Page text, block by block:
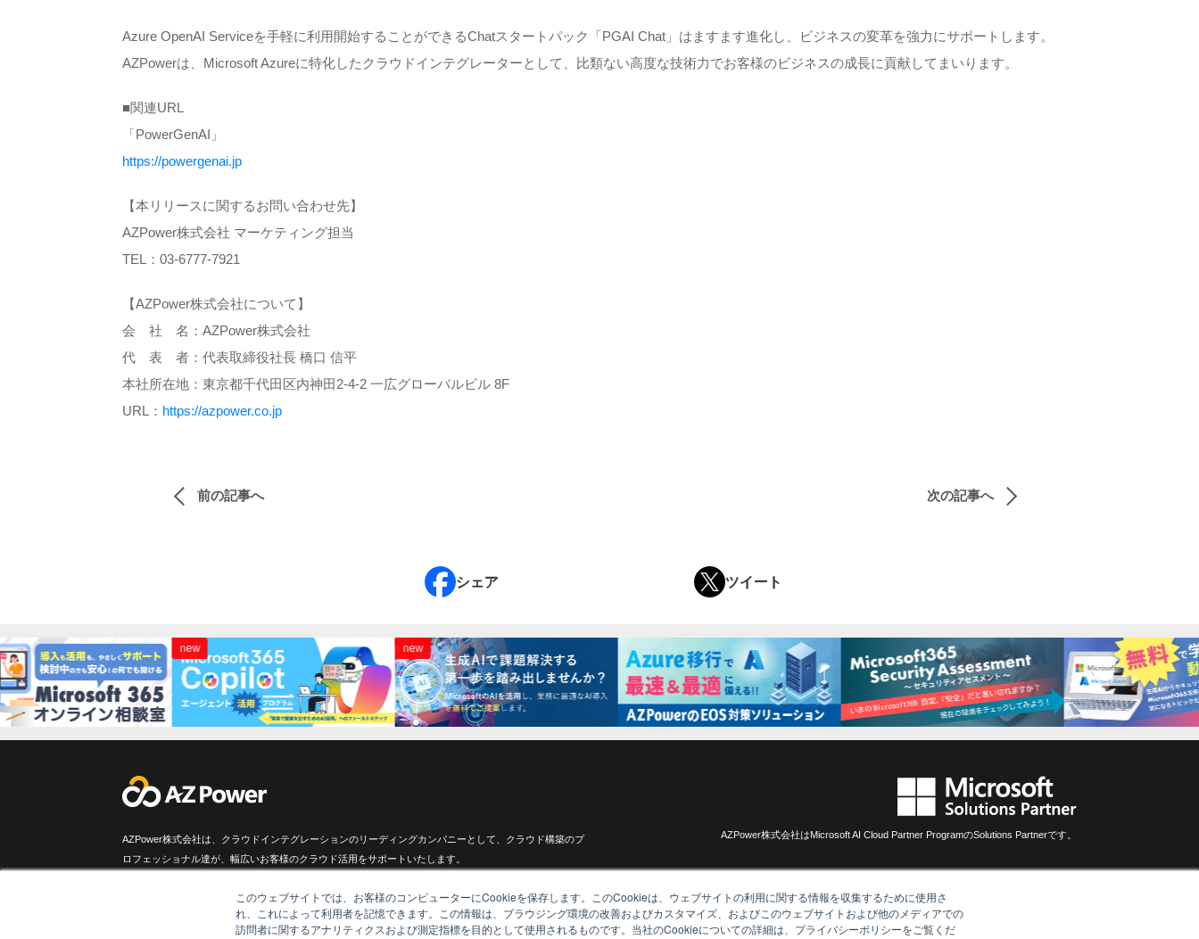
このウェブサイトでは、お客様のコンピューターにCookieを保存します。このCookieは、ウェブサイトの利用に関する情報を収集するために使用さ
れ、これによって利用者を記憶できます。この情報は、ブラウジング環境の改善およびカスタマイズ、およびこのウェブサイトおよび他のメディアでの
訪問者に関するアナリティクスおよび測定指標を目的として使用されるものです。当社のCookieについての詳細は、プライバシーポリシーをご覧くだ
Azure OpenAI Serviceを手軽に利用開始することができるChatスタートパック「PGAI Chat」はますます進化し、ビジネスの変革を強力にサポートします。
AZPowerは、Microsoft Azureに特化したクラウドインテグレーターとして、比類ない高度な技術力でお客様のビジネスの成長に貢献してまいります。
■関連URL
「PowerGenAI」
https://powergenai.jp
【本リリースに関するお問い合わせ先】
AZPower株式会社 マーケティング担当
TEL：03-6777-7921
【AZPower株式会社について】
会 社 名：AZPower株式会社
代 表 者：代表取締役社長 橋口 信平
本社所在地：東京都千代田区内神田2-4-2 一広グローバルビル 8F
URL： https://azpower.co.jp
前の記事へ 次の記事へ
シェア ツイート
new new
AZPower株式会社は、クラウドインテグレーションのリーディングカンパニーとして、クラウド構築のプ
ロフェッショナル達が、幅広いお客様のクラウド活用をサポートいたします。
AZPower株式会社はMicrosoft AI Cloud Partner ProgramのSolutions Partnerです。